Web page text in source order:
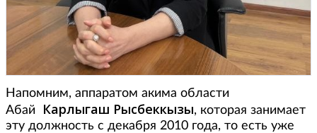
Напомним, аппаратом акима области
Абай
Карлыгаш Рысбеккызы, которая занимает
эту должность с декабря 2010 года, то есть уже